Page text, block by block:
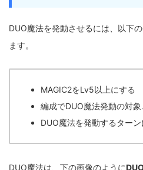
DUO魔法を発動させるには、以下
ます。
MAGIC2をLv5以上にする
編成でDUO魔法発動の対
DUO魔法を発動するター
DUO魔法は、下の画像のように